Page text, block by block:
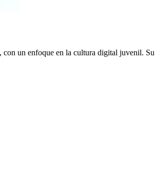
un enfoque en la cultura digital juvenil.